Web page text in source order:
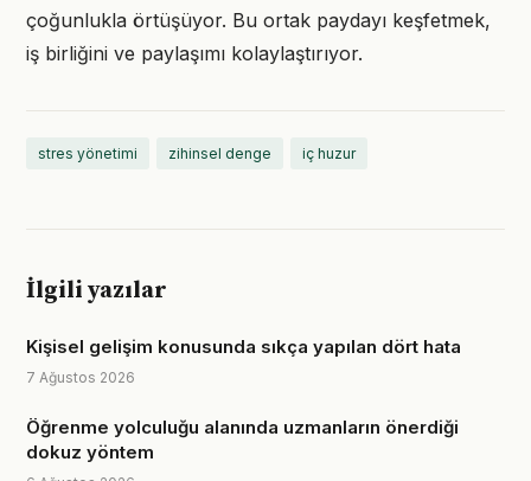
çoğunlukla örtüşüyor. Bu ortak paydayı keşfetmek,
iş birliğini ve paylaşımı kolaylaştırıyor.
stres yönetimi zihinsel denge iç huzur
İlgili yazılar
Kişisel gelişim konusunda sıkça yapılan dört hata
7 Ağustos 2026
Öğrenme yolculuğu alanında uzmanların önerdiği
dokuz yöntem